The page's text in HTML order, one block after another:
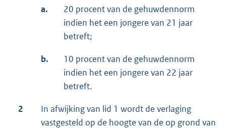
a.
20 procent van de gehuwdennorm
indien het een jongere van 21 jaar
betreft;
b.
10 procent van de gehuwdennorm
indien het een jongere van 22 jaar
betreft.
2
In afwijking van lid 1 wordt de verlaging
vastgesteld op de hoogte van de op grond van